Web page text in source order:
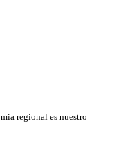
regional es nuestro